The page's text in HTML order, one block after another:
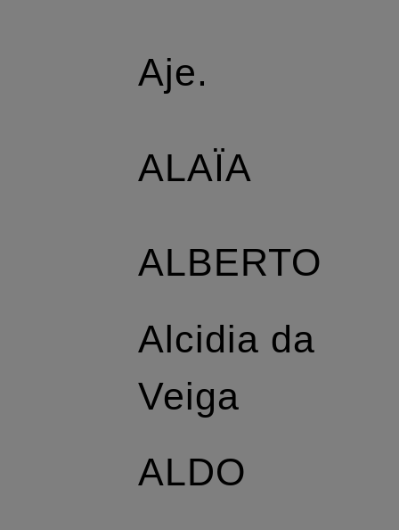
Aje.
ALAÏA
ALBERTO
Alcidia da
Veiga
ALDO